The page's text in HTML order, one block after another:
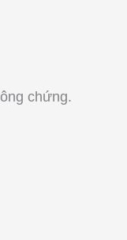
chứng.